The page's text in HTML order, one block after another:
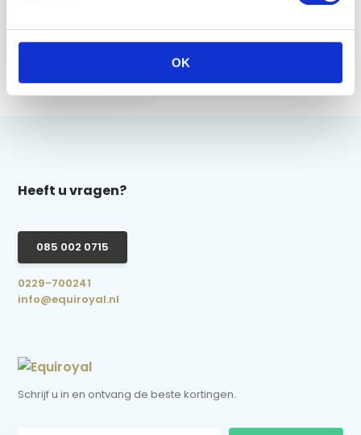
OK
Heeft u vragen?
085 002 0715
0229-700241
info@equiroyal.nl
Schrijf u in en ontvang de beste kortingen.